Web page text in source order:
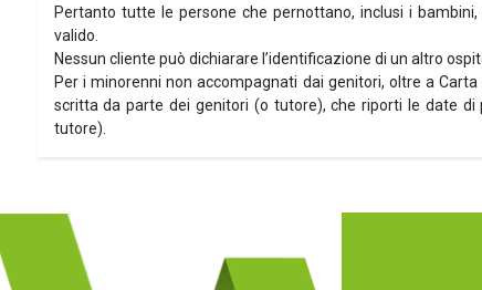
Pertanto tutte le persone che pernottano, inclusi i
valido.
Nessun cliente può dichiarare l’identificazione di un altro
Per i minorenni non accompagnati dai genitori, oltre a
scritta da parte dei genitori (o tutore), che riporti le date
tutore).